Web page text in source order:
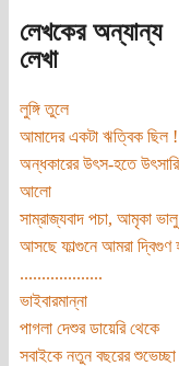
লেখকের অন্যান্য
লেখা
লুঙ্গি তুলে
আমাদের একটা ঋত্বিক ছিল !
অন্ধকারের উৎস-হতে
আলো
সাম্রাজ্যবাদ পচা, আমৃকা ভালু
আসছে ফাল্গুনে আমরা দ্বিগুণ
...................
ভাইবারমান্না
পাগলা দেশুর ডায়েরি থেকে
সবাইকে নতুন বছরের শুভেচ্ছা